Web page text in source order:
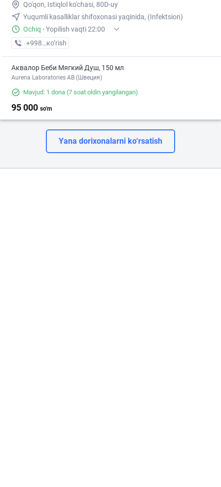
Qo'qon, Istiqlol ko'chasi, 80D-uy
Yuqumli kasalliklar shifoxonasi yaqinida, (Infektsion)
Ochiq · Yopilish vaqti 22:00
+998 (98) XXX-XX-XX
кo’rish
Аквалор Беби Мягкий Душ, 150 мл
Aurena Laboratories AB (Швеция)
Mavjud: 1 dona (7 soat oldin yangilangan)
95 000 so'm
Yana dorixonalarni ko‘rsatish